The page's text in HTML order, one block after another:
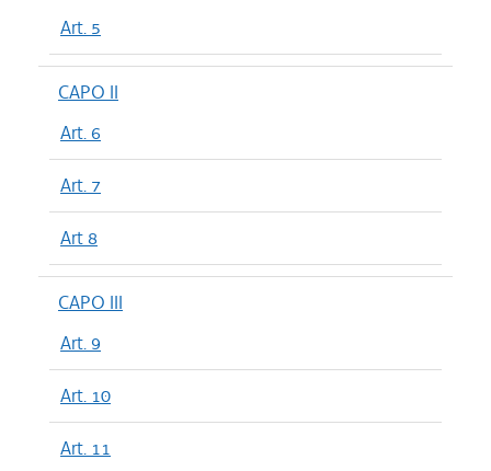
Art. 5
CAPO II
Art. 6
Art. 7
Art 8
CAPO III
Art. 9
Art. 10
Art. 11